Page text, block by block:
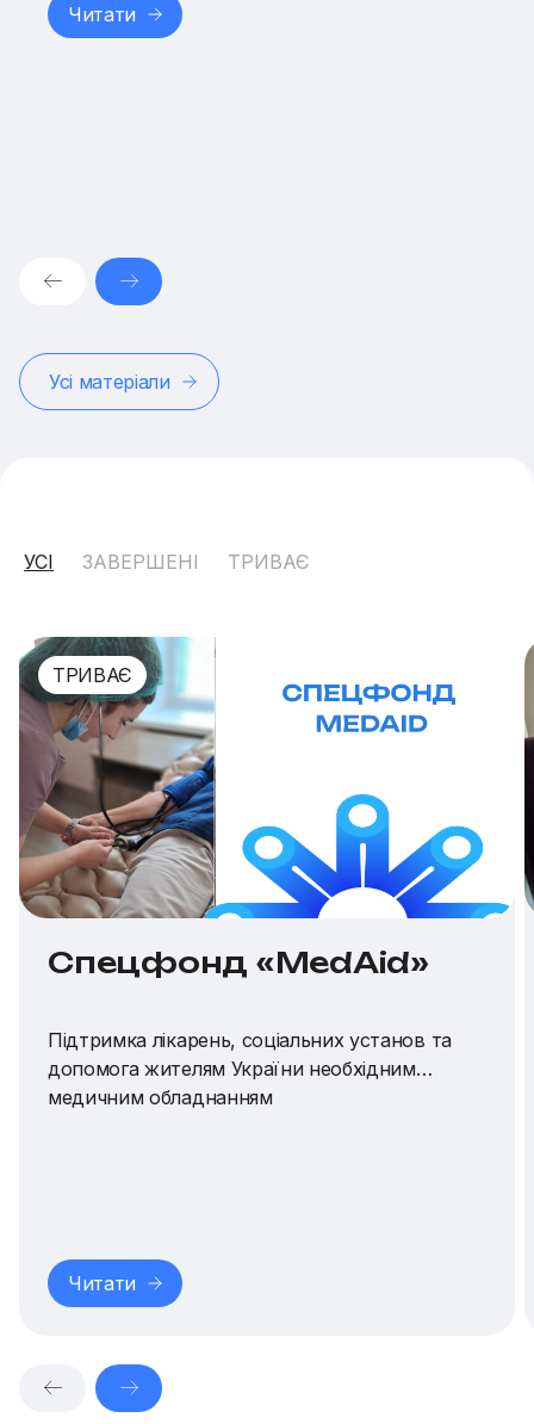
Читати
Усі матеріали
УСІ ЗАВЕРШЕНІ ТРИВАЄ
ТРИВАЄ
Спецфонд «MedAid»
Підтримка лікарень, соціальних установ та
допомога жителям України необхідним
медичним обладнанням
Читати